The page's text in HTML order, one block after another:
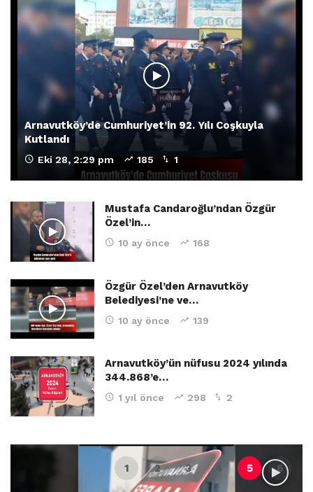
Arnavutköy’de Cumhuriyet’in 92. Yılı Coşkuyla
Kutlandı
Eki 28, 2:29 pm 185 1
Mustafa Candaroğlu’ndan Özgür
Özel’in…
10 ay önce 168
Özgür Özel’den Arnavutköy
Belediyesi’ne ve…
10 ay önce 139
Arnavutköy’ün nüfusu 2024 yılında
344.868’e…
1 yıl önce 298 2